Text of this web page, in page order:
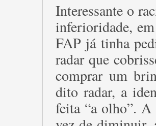
Interessante o
inferioridade,
FAP já tinha
radar que
comprar um
dito radar, a
feita “a olho”. A